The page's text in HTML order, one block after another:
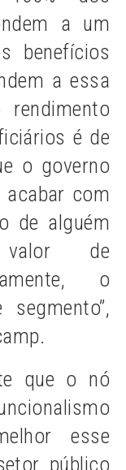
a um
benefícios
a essa
é de
o governo
com
de alguém
de
o
que o nó
esse
público